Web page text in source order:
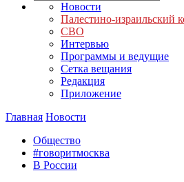
Новости
Палестино-израильский
СВО
Интервью
Программы и ведущие
Сетка вещания
Редакция
Приложение
Главная Новости
Общество
#говоритмосква
В России